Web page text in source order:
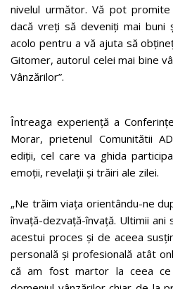
nivelul următor. Vă pot
dacă vreți să deveniți mai
acolo pentru a vă ajuta să
Gitomer, autorul celei mai bine
Vânzărilor”.
Întreaga experiență a
Morar, prietenul Comunitătii
ediții, cel care va ghida
emoții, revelații și trăiri ale zilei.
„Ne trăim viața orientându-ne
învață-dezvață-învață. Ultimii ani
acestui proces și de aceea
personală și profesională atât
că am fost martor la ceea